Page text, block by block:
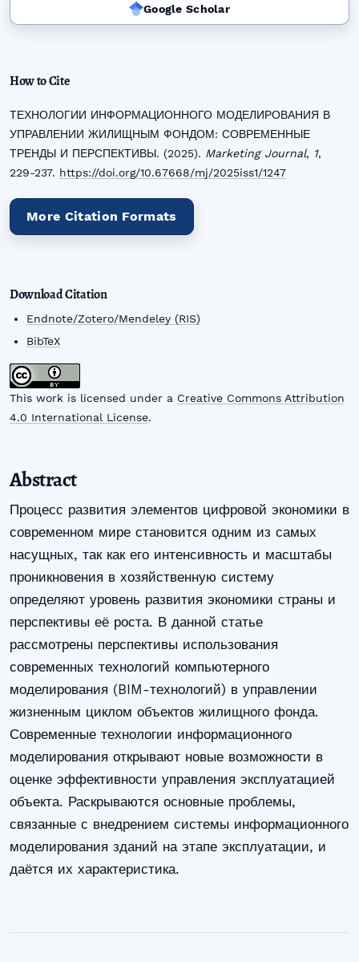
Google Scholar
How to Cite
ТЕХНОЛОГИИ ИНФОРМАЦИОННОГО МОДЕЛИРОВАНИЯ В
УПРАВЛЕНИИ ЖИЛИЩНЫМ ФОНДОМ: СОВРЕМЕННЫЕ
ТРЕНДЫ И ПЕРСПЕКТИВЫ. (2025). Marketing Journal, 1,
229-237. https://doi.org/10.67668/mj/2025iss1/1247
More Citation Formats
Download Citation
Endnote/Zotero/Mendeley (RIS)
BibTeX
This work is licensed under a Creative Commons Attribution
4.0 International License.
Abstract
Процесс развития элементов цифровой экономики в
современном мире становится одним из самых
насущных, так как его интенсивность и масштабы
проникновения в хозяйственную систему
определяют уровень развития экономики страны и
перспективы её роста. В данной статье
рассмотрены перспективы использования
современных технологий компьютерного
моделирования (BIM-технологий) в управлении
жизненным циклом объектов жилищного фонда.
Современные технологии информационного
моделирования открывают новые возможности в
оценке эффективности управления эксплуатацией
объекта. Раскрываются основные проблемы,
связанные с внедрением системы информационного
моделирования зданий на этапе эксплуатации, и
даётся их характеристика.